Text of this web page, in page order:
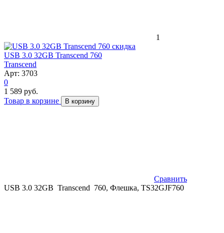
1
скидка
USB 3.0 32GB Transcend 760
Transcend
Арт: 3703
0
1 589 руб.
Товар в корзине
В корзину
Сравнить
USB 3.0 32GB Transcend 760, Флешка, TS32GJF760